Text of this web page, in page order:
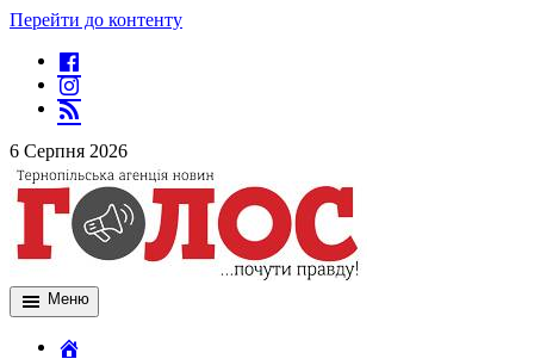
Перейти до контенту
6 Серпня 2026
Меню